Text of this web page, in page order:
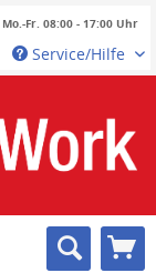
Mo.-Fr. 08:00 - 17:00 Uhr
Service/Hilfe